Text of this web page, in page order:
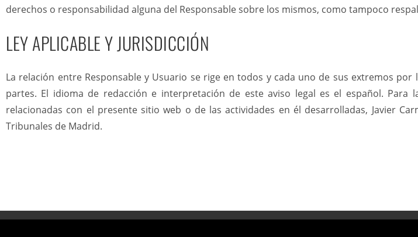
derechos o responsabilidad alguna del Responsable sobre los mismos, como tampoco
LEY APLICABLE Y JURISDICCIÓN
La relación entre Responsable y Usuario se rige en todos y cada uno de sus extremos
partes. El idioma de redacción e interpretación de este aviso legal es el español. Para
relacionadas con el presente sitio web o de las actividades en él desarrolladas, Javier
Tribunales de Madrid.